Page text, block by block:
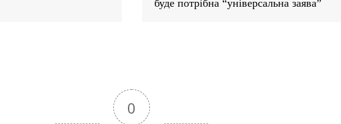
буде потрібна “універсальна заява”
0